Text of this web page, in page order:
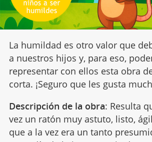
La humildad es otro valor que
a nuestros hijos y, para eso,
representar con ellos esta obra
corta. ¡Seguro que les gusta
Descripción de la obra: Resulta
vez un ratón muy astuto, listo,
que a la vez era un tanto